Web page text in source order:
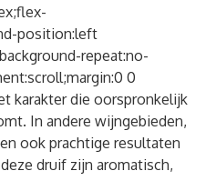
position:left
repeat:no-
0
karakter die oorspronkelijk
In andere wijngebieden,
ook prachtige resultaten
druif zijn aromatisch,